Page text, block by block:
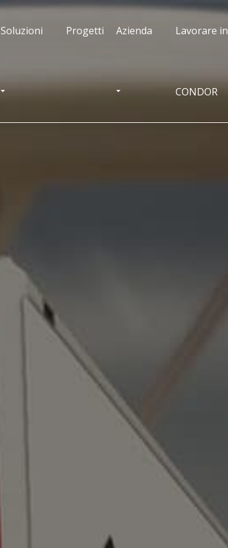
Soluzioni
TOGGLE DROPDOWN
Progetti Azienda
TOGGLE DROPDOWN
Lavorare in
CONDOR